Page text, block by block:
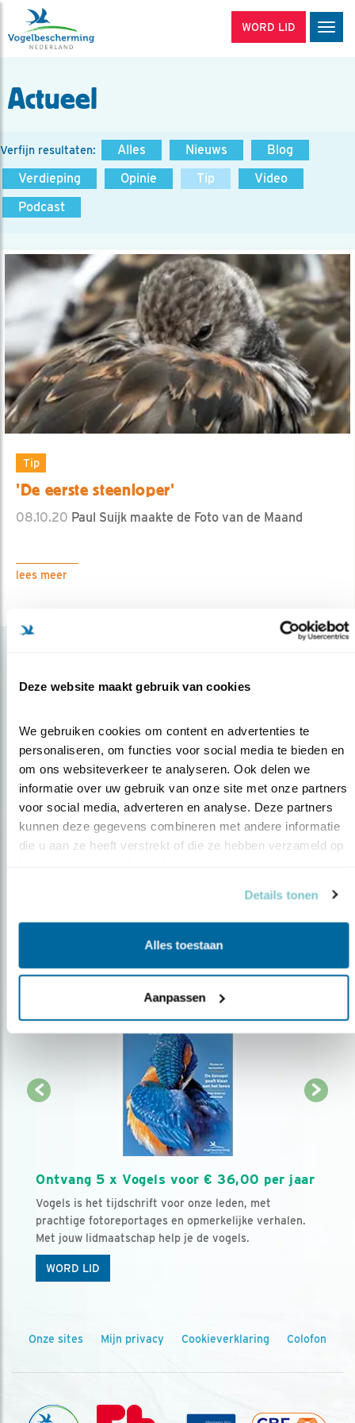
Deze website maakt gebruik van cookies
We gebruiken cookies om content en advertenties te
personaliseren, om functies voor social media te bieden en
om ons websiteverkeer te analyseren. Ook delen we
informatie over uw gebruik van onze site met onze partners
voor social media, adverteren en analyse. Deze partners
kunnen deze gegevens combineren met andere informatie
die u aan ze heeft verstrekt of die ze hebben verzameld op
Details tonen
Alles toestaan
Aanpassen
WORD LID
Actueel
Verfijn resultaten: Alles Nieuws
Blog
Verdieping
Opinie Tip
Video
Podcast
Tip
'De eerste steenloper'
08.10.20 Paul Suijk maakte de Foto van de Maand
lees meer
Op de hoogte blijven?
Meld je aan en ontvang nieuws, inspiratie, acties en tips
over vogels en activiteiten van Vogelbescherming.
Ontvang 5 x Vogels voor € 36,00 per jaar
Vogels is het tijdschrift voor onze leden, met
prachtige fotoreportages en opmerkelijke verhalen.
Met jouw lidmaatschap help je de vogels.
WORD LID
Onze sites Mijn privacy Cookieverklaring Colofon